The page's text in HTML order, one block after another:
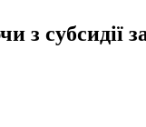
з субсидії